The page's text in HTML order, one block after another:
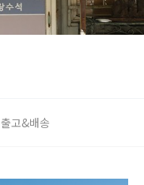
출고&배송